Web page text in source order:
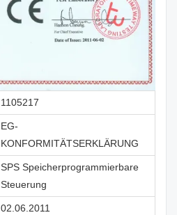
1105217
EG-
KONFORMITÄTSERKLÄRUNG
SPS Speicherprogrammierbare
Steuerung
02.06.2011